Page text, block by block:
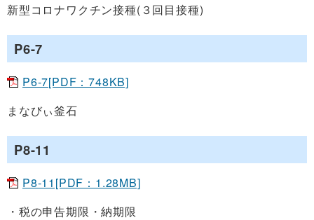
新型コロナワクチン接種(３回目接種)
P6-7
P6-7[PDF：748KB]
まなびぃ釜石
P8-11
P8-11[PDF：1.28MB]
・税の申告期限・納期限